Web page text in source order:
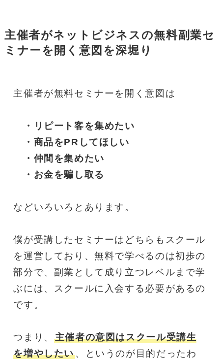
主催者がネットビジネスの無料副業セ
ミナーを開く意図を深堀り
主催者が無料セミナーを開く意図は
・リピート客を集めたい
・商品をPRしてほしい
・仲間を集めたい
・お金を騙し取る
などいろいろとあります。
僕が受講したセミナーはどちらもスクール
を運営しており、無料で学べるのは初歩の
部分で、副業として成り立つレベルまで学
ぶには、スクールに入会する必要があるの
です。
つまり、 主催者の意図はスクール受講生
を増やしたい、というのが目的だったわ